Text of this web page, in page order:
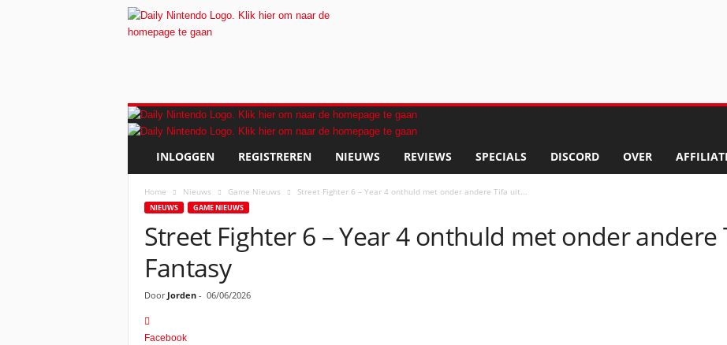
y
N
INLOGGEN REGISTREREN NIEUWS REVIEWS SPECIALS DISCORD OVER
Home Nieuws Game Nieuws Street Fighter 6 – Year 4 onthuld met onder andere Tifa uit...
NIEUWS GAME NIEUWS
Street Fighter 6 – Year 4 onthuld met onder andere
Fantasy
Door Jorden- 06/06/2026
Facebook